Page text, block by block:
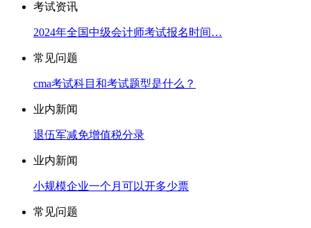
考试资讯
2024年全国中级会计师考试报名时间…
常见问题
cma考试科目和考试题型是什么？
业内新闻
​退伍军减免增值税分录
业内新闻
小规模企业一个月可以开多少票
常见问题